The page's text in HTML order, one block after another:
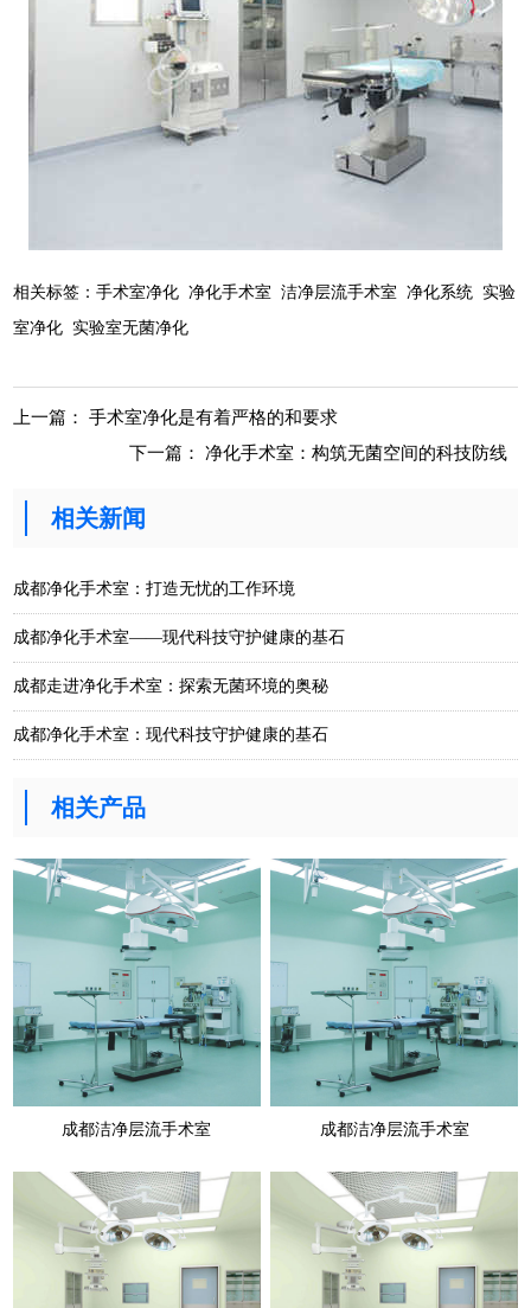
相关标签： 手术室净化 净化手术室 洁净层流手术室 净化系统 实验
室净化 实验室无菌净化
上一篇： 手术室净化是有着严格的和要求
下一篇：净化手术室：构筑无菌空间的科技防线
相关新闻
成都净化手术室：打造无忧的工作环境
成都净化手术室——现代科技守护健康的基石
成都走进净化手术室：探索无菌环境的奥秘
成都净化手术室：现代科技守护健康的基石
相关产品
成都洁净层流手术室 成都洁净层流手术室